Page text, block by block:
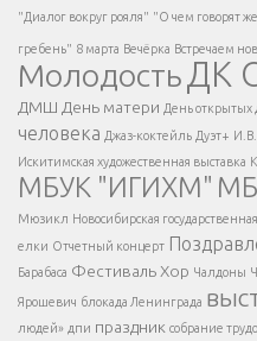
Есть вопрос?
Напишите нам
</span >
Написать
</button >
</div >
"Диалог вокруг рояля" "О чем говорят
гребень" 8 марта Вечёрка Встречаем
МолодостьДК
ДМШ День матери День открытых
человека Джаз-коктейль Дуэт+
Искитимская художественная выставка
МБУК "ИГИХМ"
Мюзикл Новосибирская
елки Отчетный концерт
Барабаса Фестиваль Хор Чалдоны
Ярошевич блокада Ленинграда
людей» дпи праздник собрание